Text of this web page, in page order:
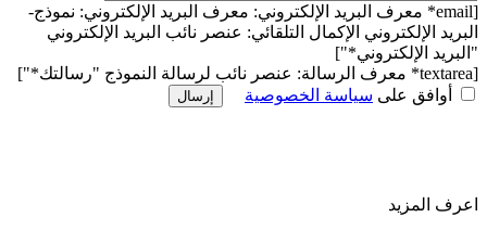
[email* معرف البريد الإلكتروني: معرف البريد الإلكتروني: نموذج-
البريد الإلكتروني الإكمال التلقائي: عنصر نائب البريد الإلكتروني
"البريد الإلكتروني*"]
[textarea* معرف الرسالة: عنصر نائب لرسالة النموذج "رسالتك*"]
أوافق على سياسة الخصوصية إرسال
اعرف المزيد